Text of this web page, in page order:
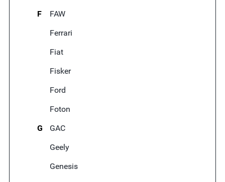
F
FAW
Ferrari
Fiat
Fisker
Ford
Foton
G
GAC
Geely
Genesis